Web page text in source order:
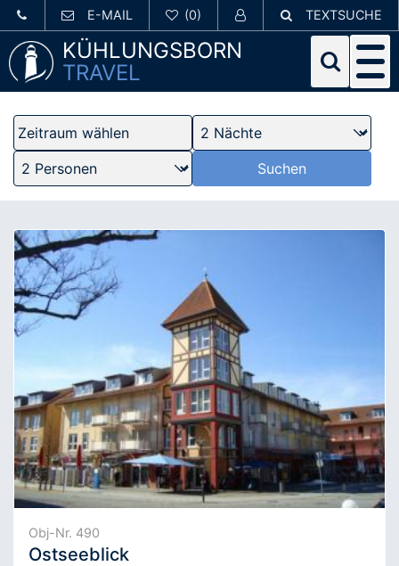
E-MAIL TEXTSUCHE
KÜHLUNGSBORN
TRAVEL
Obj-Nr. 490
Ostseeblick